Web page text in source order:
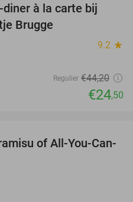
45%
à la carte bij
Brugge
9.2 star
Regulier €44,20
€24,50
32%
of All-You-Can-